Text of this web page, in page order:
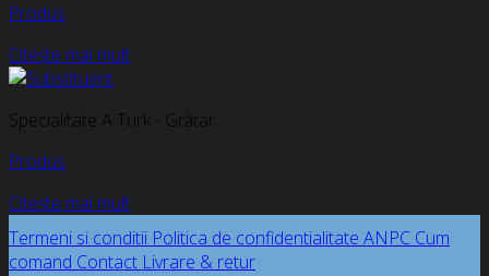
Produs
Citește mai mult
Specialitate A Turk - Grătar
Produs
Citește mai mult
Termeni si conditii Politica de confidentialitate ANPC Cum
comand Contact Livrare & retur